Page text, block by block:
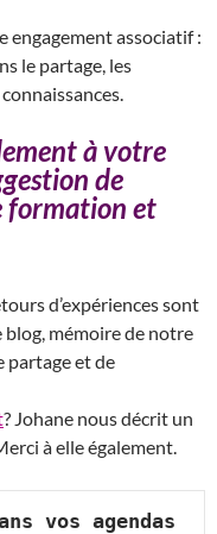
engagement associatif :
le partage, les
à votre
de
formation et
d’expériences sont
mémoire de notre
partage et de
? Johane nous décrit un
à elle également.
vos agendas